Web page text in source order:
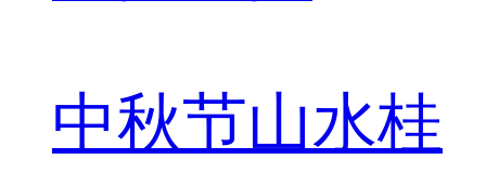
中秋节山水桂